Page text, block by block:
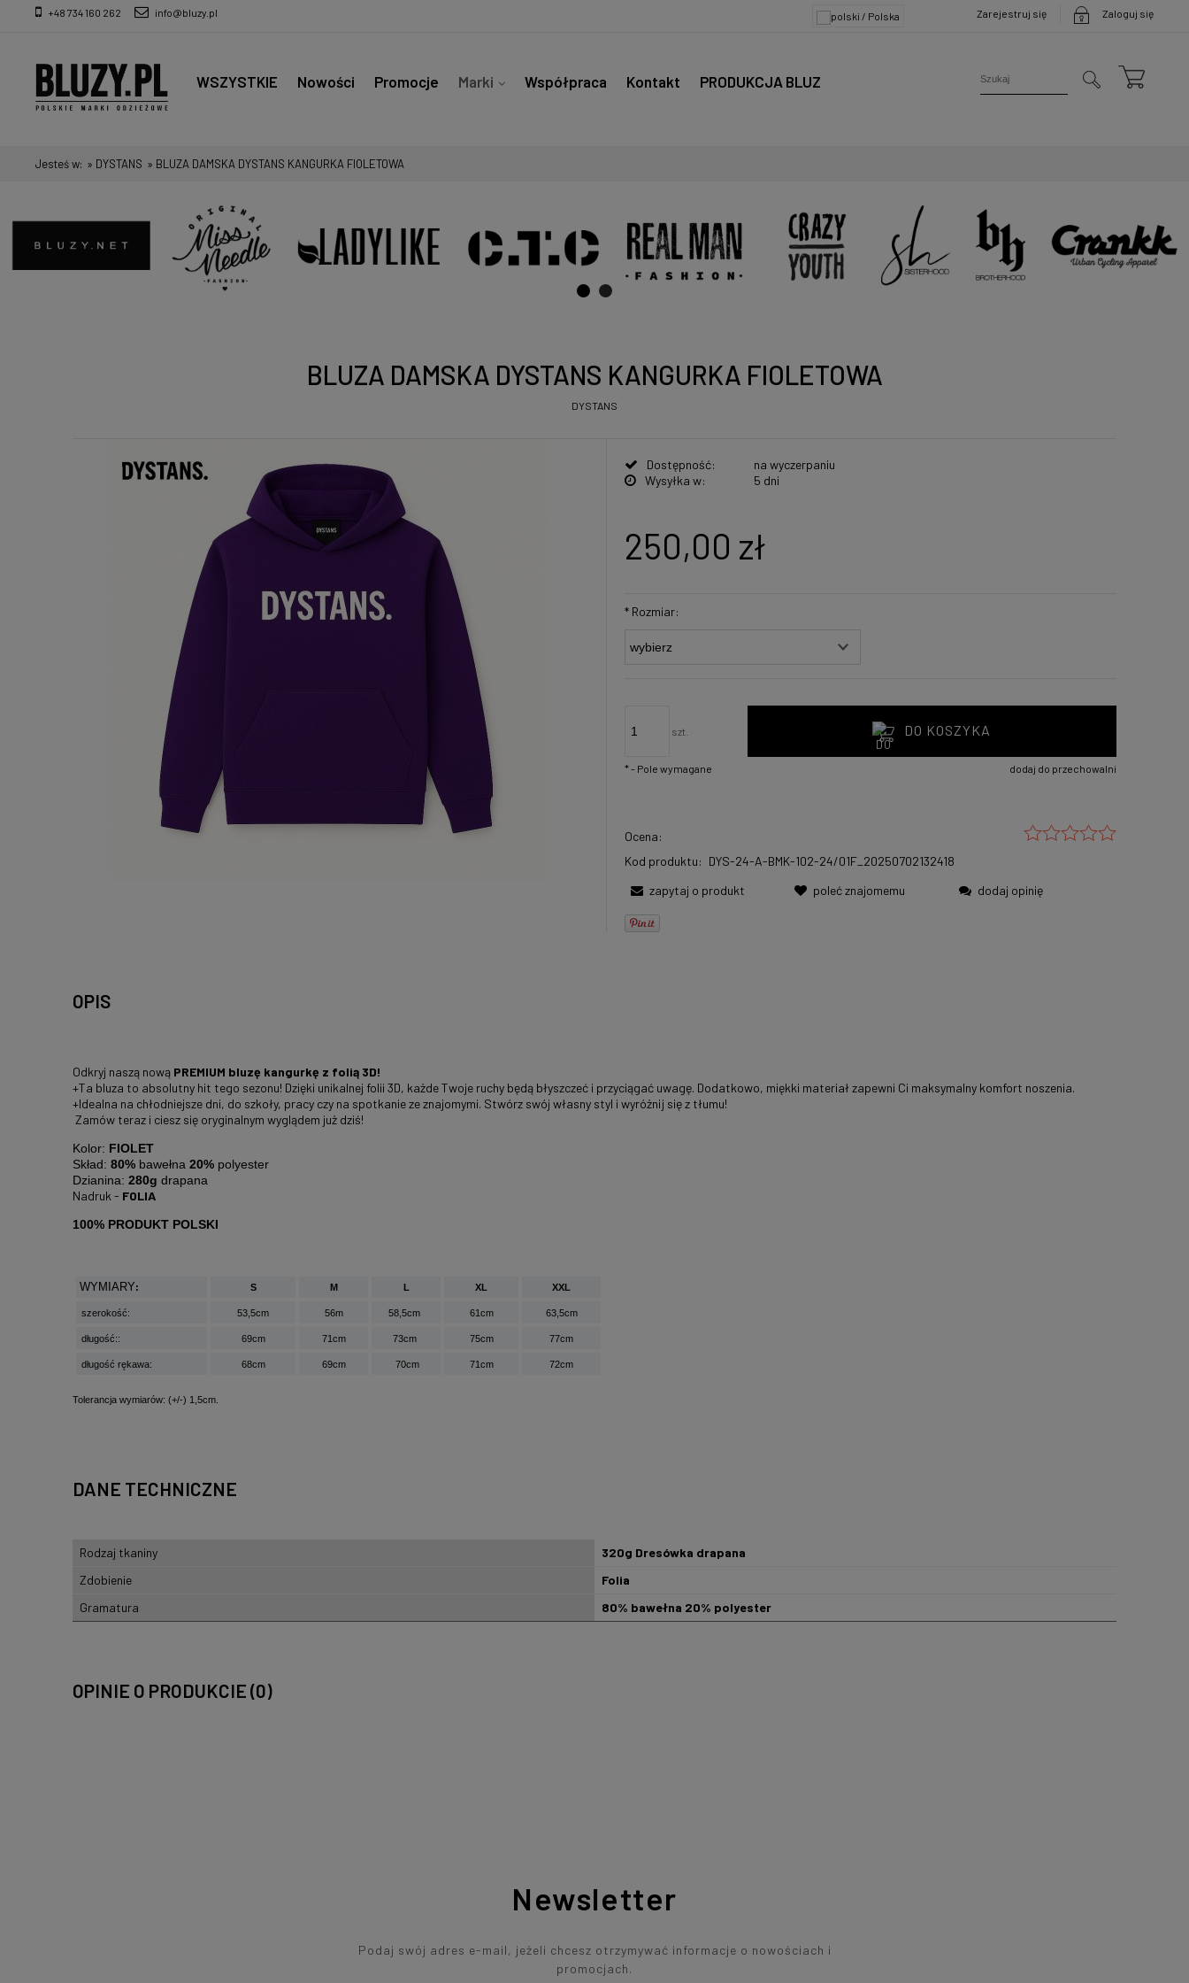
Zarejestruj się Zaloguj się
+48 734 160 262 info@bluzy.pl
WSZYSTKIE Nowości Promocje Marki Współpraca Kontakt PRODUKCJA BLUZ
Jesteś w: » DYSTANS » BLUZA DAMSKA DYSTANS KANGURKA FIOLETOWA
BLUZA DAMSKA DYSTANS KANGURKA FIOLETOWA
DYSTANS
Dostępność:
na wyczerpaniu
Wysyłka w:
5 dni
250,00 zł
*Rozmiar:
szt. DO KOSZYKA
dodaj do przechowalni
*- Pole wymagane
Ocena:
Kod produktu: DYS-24-A-BMK-102-24/01F_20250702132418
zapytaj o produkt
poleć znajomemu dodaj opinię
OPIS
Odkryj naszą nową PREMIUM bluzę kangurkę z folią 3D!
+Ta bluza to absolutny hit tego sezonu! Dzięki unikalnej folii 3D, każde Twoje ruchy będą błyszczeć i przyciągać uwagę. Dodatkowo, miękki materiał zapewni Ci maksymalny komfort noszenia.
+Idealna na chłodniejsze dni, do szkoły, pracy czy na spotkanie ze znajomymi. Stwórz swój własny styl i wyróżnij się z tłumu!
Zamów teraz i ciesz się oryginalnym wyglądem już dziś!
Kolor: FIOLET
Skład: 80% bawełna 20% polyester
Dzianina: 280g drapana
Nadruk - FOLIA
100% PRODUKT POLSKI
WYMIARY: S M L XL XXL
szerokość: 53,5cm 56m 58,5cm 61cm 63,5cm
długość:: 69cm 71cm 73cm 75cm 77cm
długość rękawa: 68cm 69cm 70cm 71cm 72cm
Tolerancja wymiarów: (+/-) 1,5cm.
DANE TECHNICZNE
Rodzaj tkaniny
320g Dresówka drapana
Zdobienie
Folia
Gramatura
80% bawełna 20% polyester
OPINIE O PRODUKCIE (0)
Newsletter
Podaj swój adres e-mail, jeżeli chcesz otrzymywać informacje o nowościach i
promocjach.